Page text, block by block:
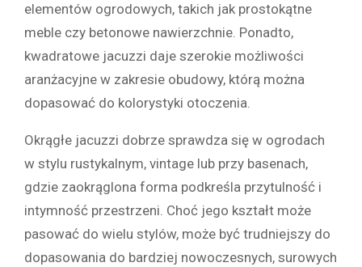
elementów ogrodowych, takich jak prostokątne
meble czy betonowe nawierzchnie. Ponadto,
kwadratowe jacuzzi daje szerokie możliwości
aranżacyjne w zakresie obudowy, którą można
dopasować do kolorystyki otoczenia.
Okrągłe jacuzzi dobrze sprawdza się w ogrodach
w stylu rustykalnym, vintage lub przy basenach,
gdzie zaokrąglona forma podkreśla przytulność i
intymność przestrzeni. Choć jego kształt może
pasować do wielu stylów, może być trudniejszy do
dopasowania do bardziej nowoczesnych, surowych